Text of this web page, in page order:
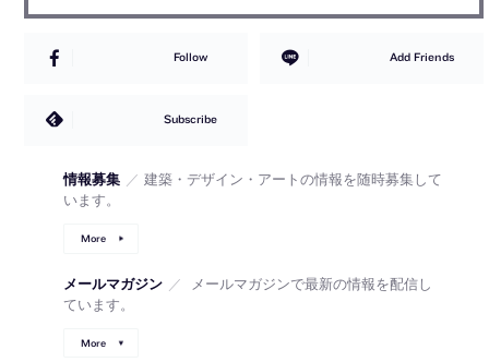
Follow Add Friends
Subscribe
情報募集 ／ 建築・デザイン・アートの情報を随時募集して
います。
More
メールマガジン ／
メールマガジンで最新の情報を配信し
ています。
More